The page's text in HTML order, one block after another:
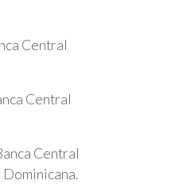
Central
Central
Central